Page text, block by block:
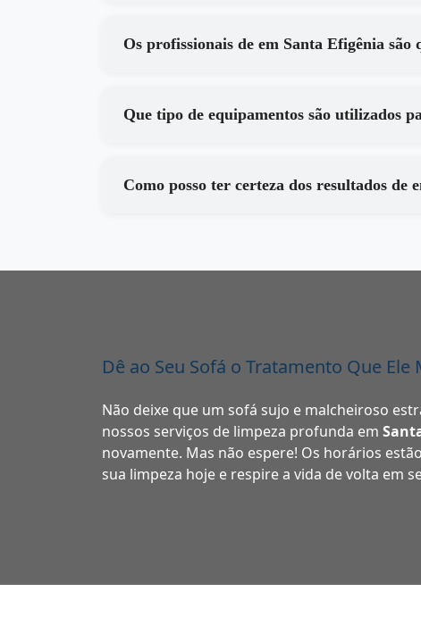
Os profissionais de em Santa
Dê ao Seu Sofá o Tratamento Que Ele
Não deixe que um sofá sujo e malcheiroso
nossos serviços de limpeza profunda em
novamente. Mas não espere! Os horários
sua limpeza hoje e respire a vida de volta em